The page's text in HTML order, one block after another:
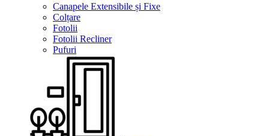
Canapele Extensibile și Fixe
Colțare
Fotolii
Fotolii Recliner
Pufuri